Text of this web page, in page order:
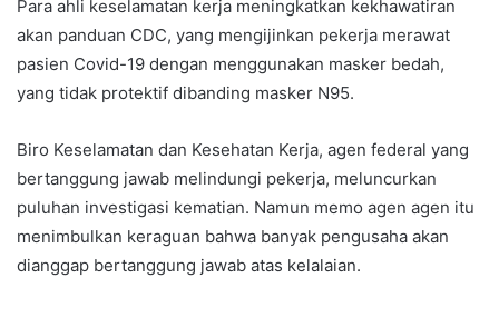
Para ahli keselamatan kerja meningkatkan kekhawatiran
akan panduan CDC, yang mengijinkan pekerja merawat
pasien Covid-19 dengan menggunakan masker bedah,
yang tidak protektif dibanding masker N95.
Biro Keselamatan dan Kesehatan Kerja, agen federal yang
bertanggung jawab melindungi pekerja, meluncurkan
puluhan investigasi kematian. Namun memo agen agen itu
menimbulkan keraguan bahwa banyak pengusaha akan
dianggap bertanggung jawab atas kelalaian.